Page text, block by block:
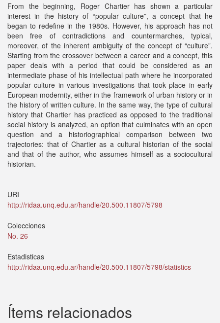
From the beginning, Roger Chartier has shown a particular
interest in the history of “popular culture”, a concept that he
began to redefine in the 1980s. However, his approach has not
been free of contradictions and countermarches, typical,
moreover, of the inherent ambiguity of the concept of “culture”.
Starting from the crossover between a career and a concept, this
paper deals with a period that could be considered as an
intermediate phase of his intellectual path where he incorporated
popular culture in various investigations that took place in early
European modernity, either in the framework of urban history or in
the history of written culture. In the same way, the type of cultural
history that Chartier has practiced as opposed to the traditional
social history is analyzed, an option that culminates with an open
question and a historiographical comparison between two
trajectories: that of Chartier as a cultural historian of the social
and that of the author, who assumes himself as a sociocultural
historian.
URI
http://ridaa.unq.edu.ar/handle/20.500.11807/5798
Colecciones
No. 26
Estadisticas
http://ridaa.unq.edu.ar/handle/20.500.11807/5798/statistics
Ítems relacionados